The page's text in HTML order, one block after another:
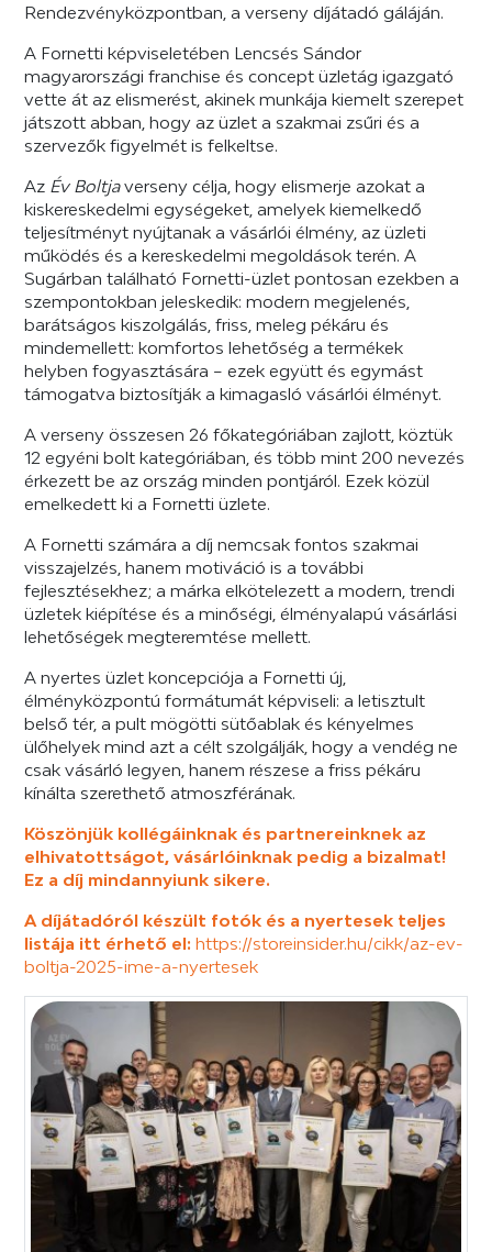
Rendezvényközpontban, a verseny díjátadó gáláján.
A Fornetti képviseletében Lencsés Sándor
magyarországi franchise és concept üzletág igazgató
vette át az elismerést, akinek munkája kiemelt szerepet
játszott abban, hogy az üzlet a szakmai zsűri és a
szervezők figyelmét is felkeltse.
Az Év Boltjaverseny célja, hogy elismerje azokat a
kiskereskedelmi egységeket, amelyek kiemelkedő
teljesítményt nyújtanak a vásárlói élmény, az üzleti
működés és a kereskedelmi megoldások terén. A
Sugárban található Fornetti-üzlet pontosan ezekben a
szempontokban jeleskedik: modern megjelenés,
barátságos kiszolgálás, friss, meleg pékáru és
mindemellett: komfortos lehetőség a termékek
helyben fogyasztására – ezek együtt és egymást
támogatva biztosítják a kimagasló vásárlói élményt.
A verseny összesen 26 főkategóriában zajlott, köztük
12 egyéni bolt kategóriában, és több mint 200 nevezés
érkezett be az ország minden pontjáról. Ezek közül
emelkedett ki a Fornetti üzlete.
A Fornetti számára a díj nemcsak fontos szakmai
visszajelzés, hanem motiváció is a további
fejlesztésekhez; a márka elkötelezett a modern, trendi
üzletek kiépítése és a minőségi, élményalapú vásárlási
lehetőségek megteremtése mellett.
A nyertes üzlet koncepciója a Fornetti új,
élményközpontú formátumát képviseli: a letisztult
belső tér, a pult mögötti sütőablak és kényelmes
ülőhelyek mind azt a célt szolgálják, hogy a vendég ne
csak vásárló legyen, hanem részese a friss pékáru
kínálta szerethető atmoszférának.
Köszönjük kollégáinknak és partnereinknek az
elhivatottságot, vásárlóinknak pedig a bizalmat!
Ez a díj mindannyiunk sikere.
A díjátadóról készült fotók és a nyertesek teljes
listája itt érhető el: https://storeinsider.hu/cikk/az-ev-
boltja-2025-ime-a-nyertesek